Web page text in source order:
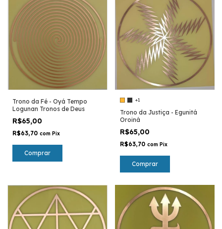
Trono da Fé - Oyá Tempo
Logunan Tronos de Deus
R$65,00
R$63,70 com Pix
Comprar
+1
Trono da Justiça - Egunitá
Oroiná
R$65,00
R$63,70 com Pix
Comprar